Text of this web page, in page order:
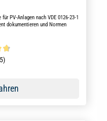
PV-Anlagen nach VDE 0126-23-1
dokumentieren und Normen
von 5 Sternen